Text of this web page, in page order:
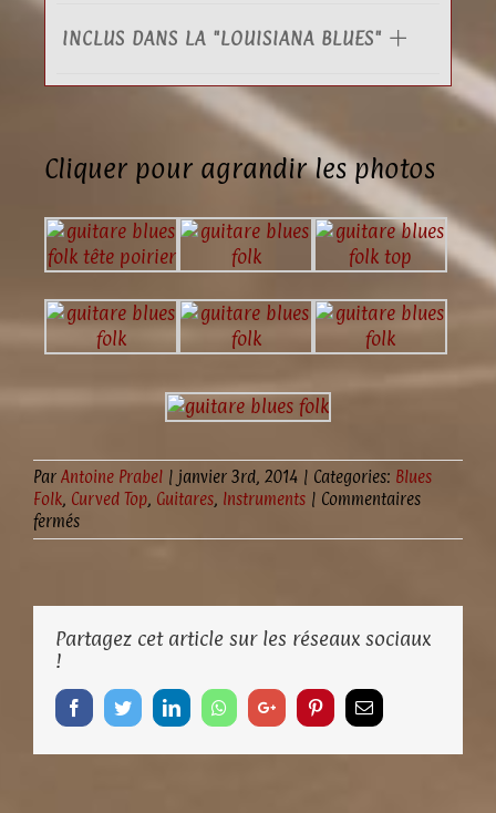
INCLUS DANS LA "LOUISIANA BLUES"
Cliquer pour agrandir les photos
Par Antoine Prabel | janvier 3rd, 2014 | Categories: Blues
Folk, Curved Top, Guitares, Instruments | Commentaires
ferméssur
035-
Blues »
Partagez cet article sur les réseaux sociaux
!
FacebookTwitterLinkedInWhatsappGoogle+ PinterestEmail